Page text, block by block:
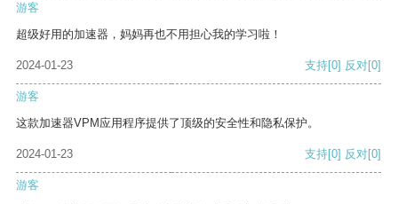
游客
超级好用的加速器，妈妈再也不用担心我的学习啦！
2024-01-23 支持[0] 反对[0]
游客
这款加速器VPM应用程序提供了顶级的安全性和隐私保护。
2024-01-23 支持[0] 反对[0]
游客